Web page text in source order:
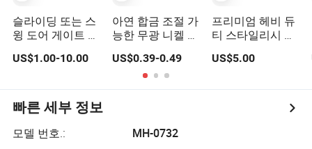
슬라이딩 또는 스
윙 도어 게이트 스
US$1.00-10.00
아연 합금 조절 가
능한 무광 니켈 중
스토퍼
US$0.39-0.49
프리미엄 헤비 듀
티 스타일리시 도
US$5.00
빠른 세부 정보
모델 번호.:
MH-0732